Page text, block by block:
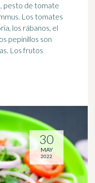
pesto de tomate
los rábanos, el
pepinillos son
30
MAY
2022